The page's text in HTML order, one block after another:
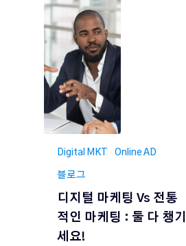
Digital MKT Online AD
블로그
디지털 마케팅 Vs 전통
적인 마케팅 : 둘 다 챙기
세요!